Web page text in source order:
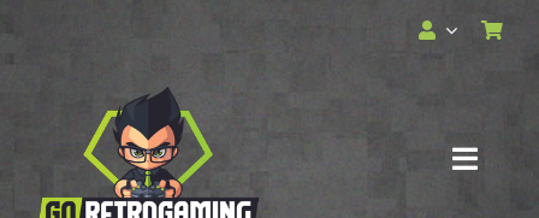
au
Toggle